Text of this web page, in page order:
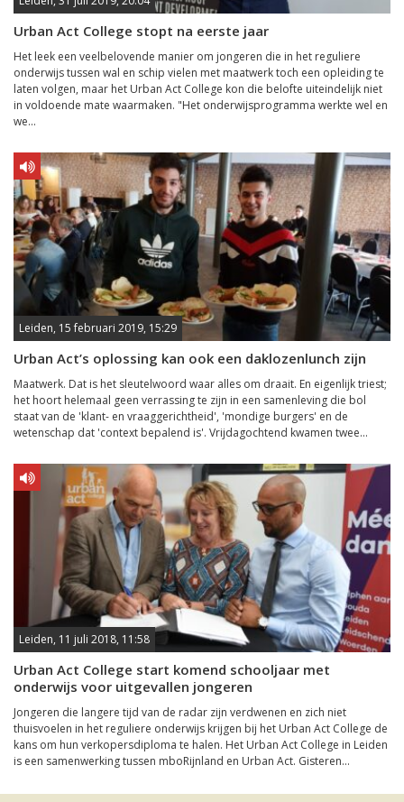
Urban Act College stopt na eerste jaar
Het leek een veelbelovende manier om jongeren die in het reguliere
onderwijs tussen wal en schip vielen met maatwerk toch een opleiding te
laten volgen, maar het Urban Act College kon die belofte uiteindelijk niet
in voldoende mate waarmaken. "Het onderwijsprogramma werkte wel en
we...
Leiden, 15 februari 2019, 15:29
Urban Act’s oplossing kan ook een daklozenlunch zijn
Maatwerk. Dat is het sleutelwoord waar alles om draait. En eigenlijk triest;
het hoort helemaal geen verrassing te zijn in een samenleving die bol
staat van de 'klant- en vraaggerichtheid', 'mondige burgers' en de
wetenschap dat 'context bepalend is'. Vrijdagochtend kwamen twee...
Leiden, 11 juli 2018, 11:58
Urban Act College start komend schooljaar met
onderwijs voor uitgevallen jongeren
Jongeren die langere tijd van de radar zijn verdwenen en zich niet
thuisvoelen in het reguliere onderwijs krijgen bij het Urban Act College de
kans om hun verkopersdiploma te halen. Het Urban Act College in Leiden
is een samenwerking tussen mboRijnland en Urban Act. Gisteren...